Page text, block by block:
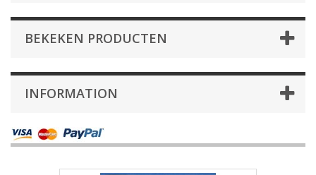
BEKEKEN PRODUCTEN
INFORMATION